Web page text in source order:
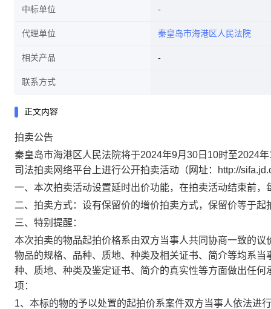
中标单位
代理单位 秦皇岛市海港区人民法院
相关产品
联系方式
正文内容
拍卖公告
秦皇岛市海港区人民法院将于2024年9月 30 日 10时至2024年
司法拍卖网络平台上进行公开拍卖活动（网址：
http://
一、本次拍卖活动设置延时出价功能，在拍卖活动结束前，
二、拍卖方式： 设有保留价的增价拍卖方式， 保留价等于起
三、特别提醒：
本次拍卖的物品起拍价格系由双方当事人共同协商一致的
物品的规格、品种、质地、种类及相关证书、简介等均系
种、质地、种类及鉴定证书、简介的真实性等方面做出任
项：
1、本标的物的予以处置的起拍价系案件双方当事人依法进